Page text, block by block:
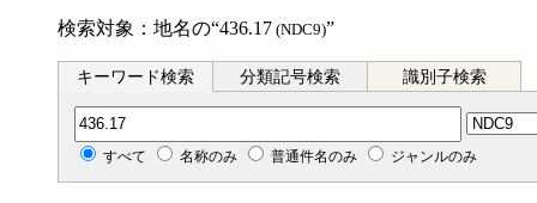
検索対象：地名の“436.17 (NDC9)”
キーワード検索 分類記号検索 識別子検索
分類記号検索
すべて 名称のみ 普通件名のみ ジャンルのみ